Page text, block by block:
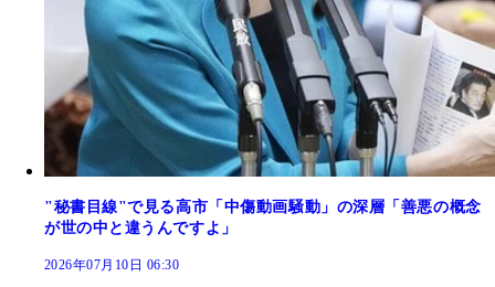
"秘書目線"で見る高市「中傷動画騒動」の深層「善悪の概念
が世の中と違うんですよ」
2026年07月10日 06:30